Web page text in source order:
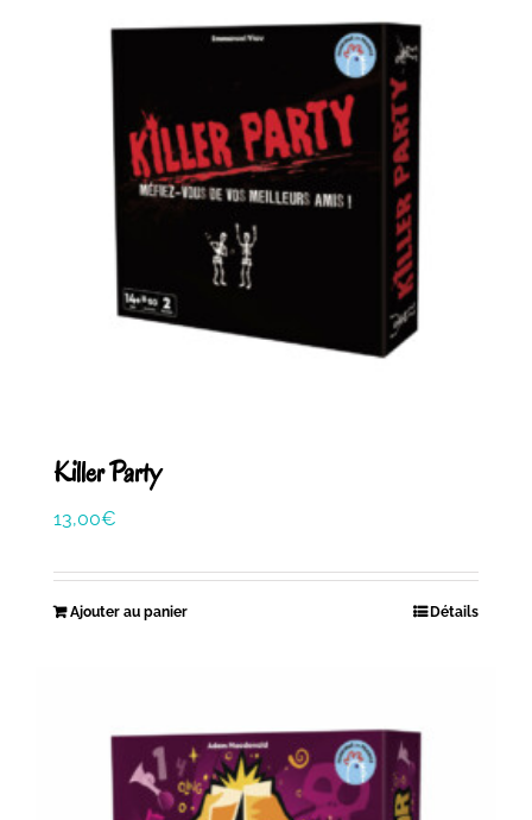
Killer Party
13,00€
Ajouter au panier Détails